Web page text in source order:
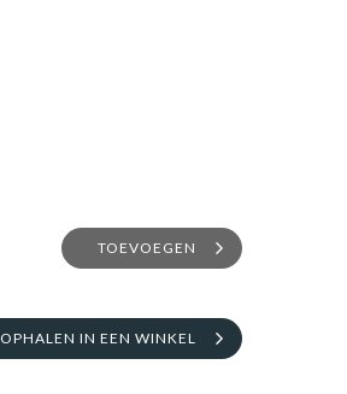
TOEVOEGEN
OPHALEN IN EEN WINKEL